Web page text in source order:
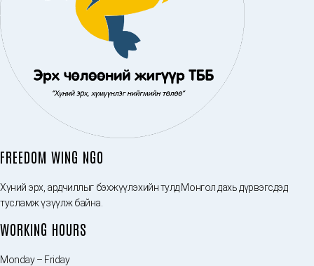
FREEDOM WING NGO
Хүний эрх, ардчиллыг бэхжүүлэхийн тулд Монгол дахь дүрвэгсдэд
тусламж үзүүлж байна.
WORKING HOURS
Monday – Friday